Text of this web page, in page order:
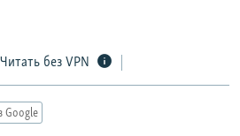
Читать без VPN
Google